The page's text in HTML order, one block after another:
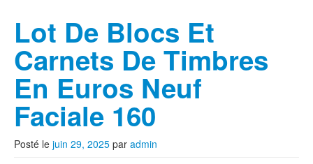
Lot De Blocs Et
Carnets De Timbres
En Euros Neuf
Faciale 160
Posté le juin 29, 2025 par admin